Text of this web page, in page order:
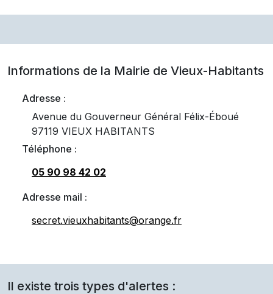
Informations de la Mairie de Vieux-Habitants
Adresse :
Avenue du Gouverneur Général Félix-Éboué
97119 VIEUX HABITANTS
Téléphone :
05 90 98 42 02
Adresse mail :
secret.vieuxhabitants@orange.fr
Il existe trois types d'alertes :